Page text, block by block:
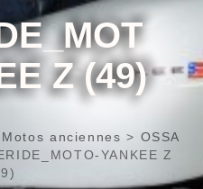
Z (49)
Motos anciennes > OSSA
YANKEE Z